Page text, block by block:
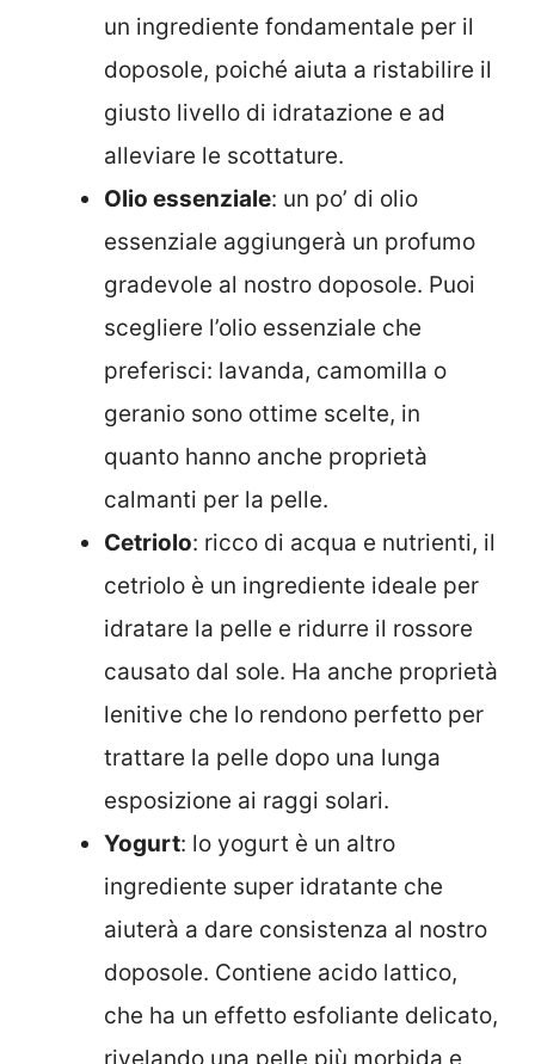
un ingrediente fondamentale per il
doposole, poiché aiuta a ristabilire il
giusto livello di idratazione e ad
alleviare le scottature.
Olio essenziale: un po’ di olio
essenziale aggiungerà un profumo
gradevole al nostro doposole. Puoi
scegliere l’olio essenziale che
preferisci: lavanda, camomilla o
geranio sono ottime scelte, in
quanto hanno anche proprietà
calmanti per la pelle.
Cetriolo: ricco di acqua e nutrienti, il
cetriolo è un ingrediente ideale per
idratare la pelle e ridurre il rossore
causato dal sole. Ha anche proprietà
lenitive che lo rendono perfetto per
trattare la pelle dopo una lunga
esposizione ai raggi solari.
Yogurt: lo yogurt è un altro
ingrediente super idratante che
aiuterà a dare consistenza al nostro
doposole. Contiene acido lattico,
che ha un effetto esfoliante delicato,